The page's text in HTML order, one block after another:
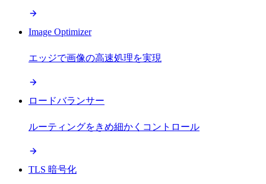
Image Optimizer
エッジで画像の高速処理を実現
ロードバランサー
ルーティングをきめ細かくコントロール
TLS 暗号化